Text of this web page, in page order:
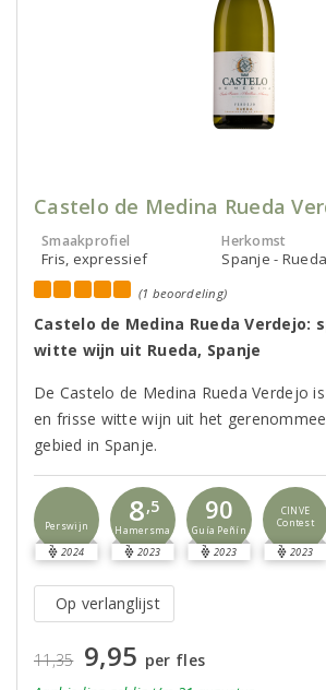
Castelo de Medina Rueda
Smaakprofiel
Fris, expressief
Herkomst
Spanje - Rueda
(1 beoordeling)
Castelo de Medina Rueda Verdejo:
witte wijn uit Rueda, Spanje
De Castelo de Medina Rueda Verdejo
en frisse witte wijn uit het
gebied in Spanje.
Perswijn
2024
8,5
Hamersma
2023
90
Guía Peñín
2023
CINVE
Contest
2023
Op verlanglijst
11,35 9,95 per fles